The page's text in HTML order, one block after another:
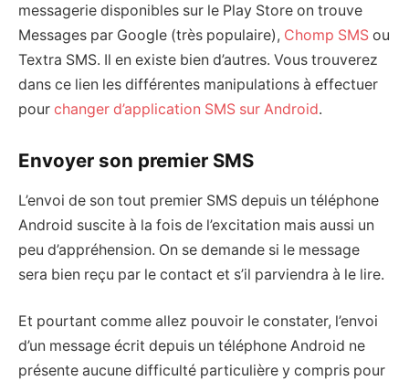
messagerie disponibles sur le Play Store on trouve
Messages par Google (très populaire), Chomp SMS ou
Textra SMS. Il en existe bien d’autres. Vous trouverez
dans ce lien les différentes manipulations à effectuer
pour changer d’application SMS sur Android.
Envoyer son premier SMS
L’envoi de son tout premier SMS depuis un téléphone
Android suscite à la fois de l’excitation mais aussi un
peu d’appréhension. On se demande si le message
sera bien reçu par le contact et s’il parviendra à le lire.
Et pourtant comme allez pouvoir le constater, l’envoi
d’un message écrit depuis un téléphone Android ne
présente aucune difficulté particulière y compris pour